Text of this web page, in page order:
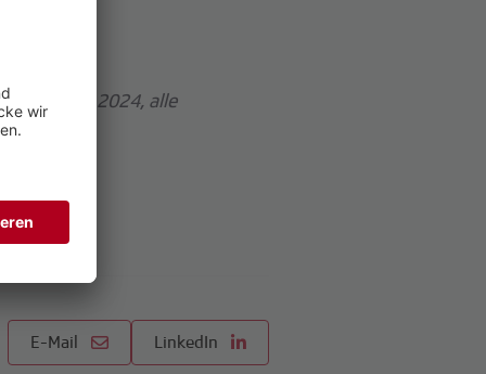
15.3.-1.5.2024, alle
E-Mail LinkedIn